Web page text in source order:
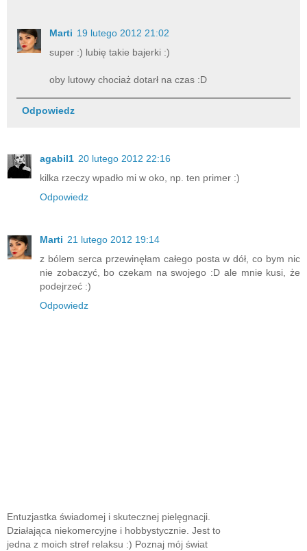
Marti 19 lutego 2012 21:02
super :) lubię takie bajerki :)
oby lutowy chociaż dotarł na czas :D
Odpowiedz
agabil1 20 lutego 2012 22:16
kilka rzeczy wpadło mi w oko, np. ten primer :)
Odpowiedz
Marti 21 lutego 2012 19:14
z bólem serca przewinęłam całego posta w dół, co bym nic
nie zobaczyć, bo czekam na swojego :D ale mnie kusi, że
podejrzeć :)
Odpowiedz
Entuzjastka świadomej i skutecznej pielęgnacji.
Działająca niekomercyjne i hobbystycznie. Jest to
jedna z moich stref relaksu :) Poznaj mój świat